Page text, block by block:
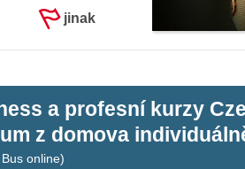
jinak
a profesní kurzy
z domova
online)